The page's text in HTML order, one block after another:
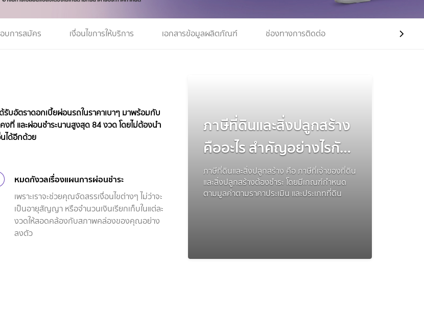
บการสมัคร เงื่อนไขการให้บริการ เอกสารข้อมูลผลิตภัณฑ์ ช่องทางการติดต่อ
บอัตราดอกเบี้ยผ่อนรถในราคาเบาๆ มาพร้อมกับ
ที่ และผ่อนชำระนานสูงสุด 84 งวด โดยไม่ต้องนำ
ได้อีกด้วย
หมดกังวลเรื่องแผนการผ่อนชำระ
เพราะเราจะช่วยคุณจัดสรรเงื่อนไขต่างๆ ไม่ว่าจะ
เป็นอายุสัญญา หรือจำนวนเงินเรียกเก็บในแต่ละ
งวดให้สอดคล้องกับสภาพคล่องของคุณอย่าง
ลงตัว
ภาษีที่ดินและสิ่งปลูกสร้าง
คืออะไร สำคัญอย่างไรกับ
เจ้าของที่ดิน
ภาษีที่ดินและสิ่งปลูกสร้าง คือ ภาษีที่เจ้าของที่ดิน
และสิ่งปลูกสร้างต้องชำระ โดยมีเกณฑ์กำหนด
ตามมูลค่าตามราคาประเมิน และประเภทที่ดิน